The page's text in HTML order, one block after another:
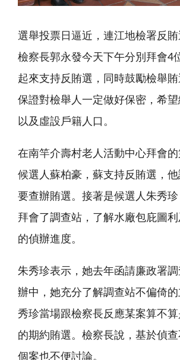
選舉投票日逼近，連江地檢署反賄
檢察長郭永發今天下午分別拜會4
起來支持反賄選，同時鼓勵檢舉
保證對檢舉人一定做好保密，希
以及虛設戶籍人口。
在南竿介壽村老人活動中心拜會
候選人蘇柏豪，蘇支持反賄選，
要查辦賄選。接著是候選人朱秀
拜會了調查站，了解水廠包庇圖
的偵辦進度。
朱秀珍表示，她去年函請廉政署
辦中，她充分了解調查站不偏倚
秀珍當場跟檢察長反應某案算不
的期約賄選。檢察長說，基於偵查
個案也不便討論。